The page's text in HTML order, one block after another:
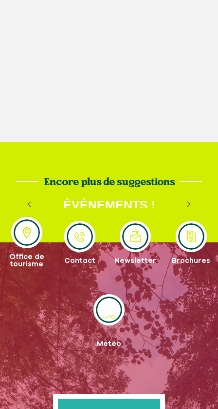
Encore plus de suggestions
VOYEZ GRAND POUR VOS
ÉVÈNEMENTS !
LIRE LA SUITE
Office de
tourisme
Contact Newsletter Brochures
--°C
Météo